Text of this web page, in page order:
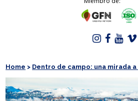
Home > Dentro de campo: una mirada a